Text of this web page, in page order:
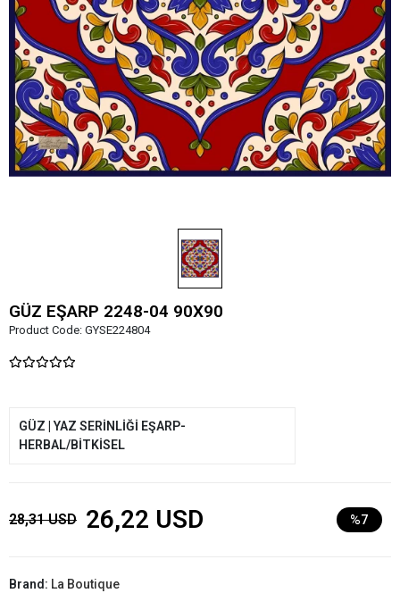
GÜZ EŞARP 2248-04 90X90
Product Code: GYSE224804
GÜZ | YAZ SERİNLİĞİ EŞARP-
HERBAL/BİTKİSEL
28,31 USD 26,22 USD %7
Brand: La Boutique